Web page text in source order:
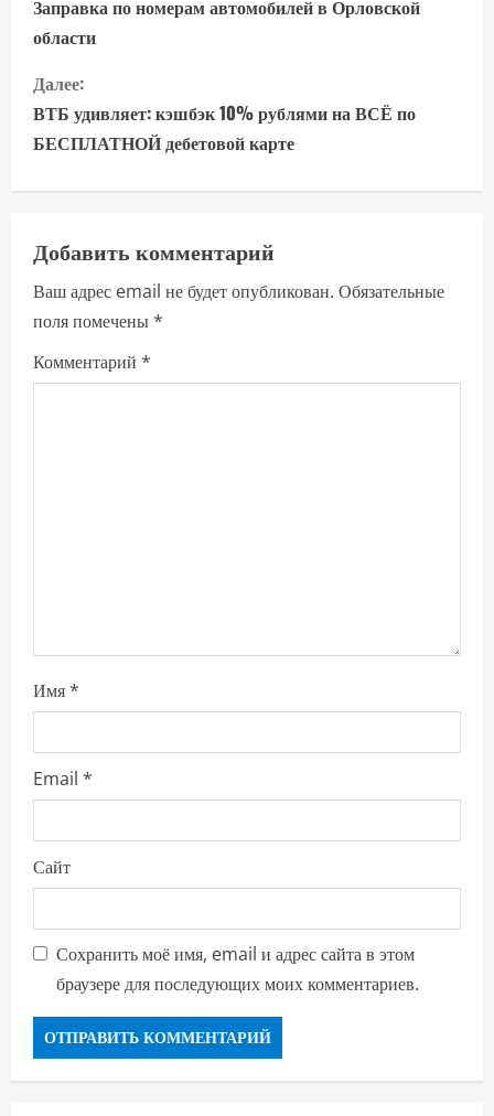
р
о
д
о
л
ж
и
т
ь
е
Заправка по номерам автомобилей в Орловской
области
Далее:
ВТБ удивляет: кэшбэк 10% рублями на ВСЁ по
БЕСПЛАТНОЙ дебетовой карте
Добавить комментарий
Ваш адрес email не будет опубликован. Обязательные
поля помечены*
Комментарий *
Имя*
Email *
Сайт
Сохранить моё имя, email и адрес сайта в этом
браузере для последующих моих комментариев.